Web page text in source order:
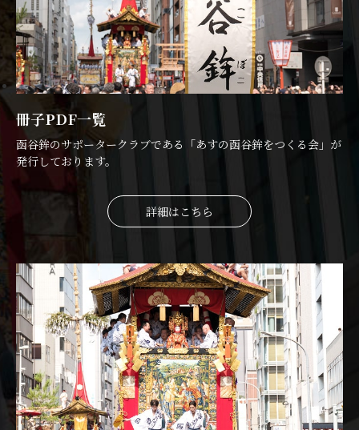
冊子PDF一覧
函谷鉾のサポータークラブである「あすの函谷鉾をつくる会」が
発行しております。
詳細はこちら